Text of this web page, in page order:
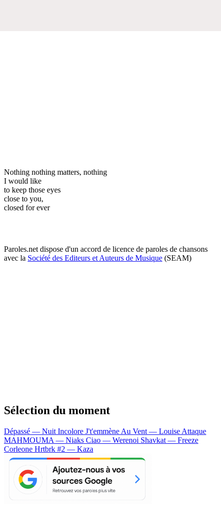
Nothing nothing matters, nothing
I would like
to keep those eyes
close to you,
closed for ever
Paroles.net dispose d'un accord de licence de paroles de chansons
avec la Société des Editeurs et Auteurs de Musique (SEAM)
Sélection du moment
Dépassé — Nuit Incolore J't'emmène Au Vent — Louise Attaque
MAHMOUMA — Niaks Ciao — Werenoi Shavkat — Freeze
Corleone Hrtbrk #2 — Kaza